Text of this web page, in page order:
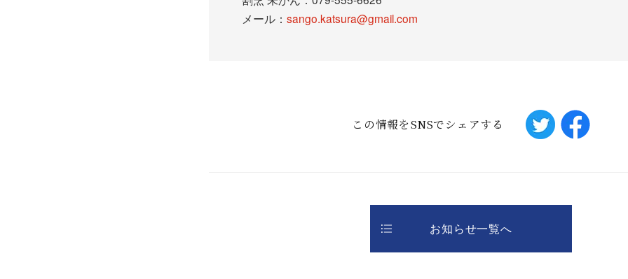
メール： sango.katsura@gmail.com
この情報をSNSでシェアする
お知らせ一覧へ